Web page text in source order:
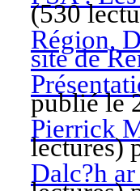
(530
Région,
site de
publié le
Pierrick
lectures)
Dalc?h